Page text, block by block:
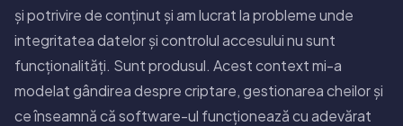
și potrivire de conținut și am lucrat la probleme unde
integritatea datelor și controlul accesului nu sunt
funcționalități. Sunt produsul. Acest context mi-a
modelat gândirea despre criptare, gestionarea cheilor și
ce înseamnă că software-ul funcționează cu adevărat